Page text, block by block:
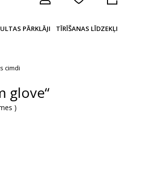
PĀRKLĀJI TĪRĪŠANAS LĪDZEKĻI
cimdi
glove“
)